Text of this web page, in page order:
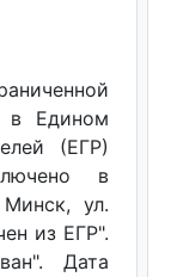
в Едином
(ЕГР)
в
ул.
из ЕГР".
Дата